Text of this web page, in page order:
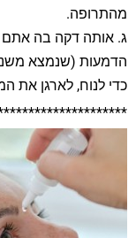
מהתרופה.
ג. אותה דקה בה אתם
הדמעות (שנמצא
כדי לנוח, לארגן את